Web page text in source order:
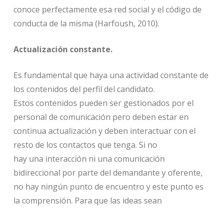
conoce perfectamente esa red social y el código de
conducta de la misma (Harfoush, 2010).
Actualización constante.
Es fundamental que haya una actividad constante de
los contenidos del perfil del candidato.
Estos contenidos pueden ser gestionados por el
personal de comunicación pero deben estar en
continua actualización y deben interactuar con el
resto de los contactos que tenga. Si no
hay una interacción ni una comunicación
bidireccional por parte del demandante y oferente,
no hay ningún punto de encuentro y este punto es
la comprensión. Para que las ideas sean